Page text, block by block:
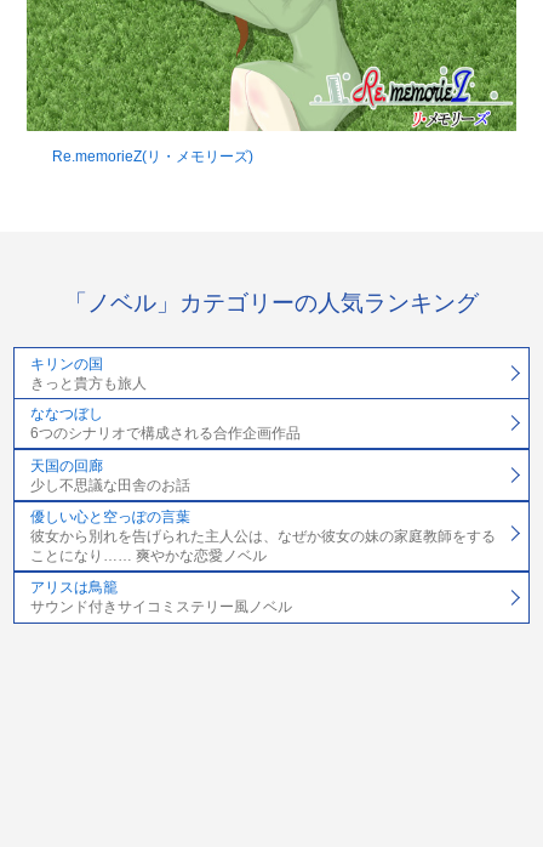
Re.memorieZ(リ・メモリーズ)
「ノベル」カテゴリーの人気ランキング
キリンの国
きっと貴方も旅人
ななつぼし
6つのシナリオで構成される合作企画作品
天国の回廊
少し不思議な田舎のお話
優しい心と空っぽの言葉
彼女から別れを告げられた主人公は、なぜか彼女の妹の家庭教師をする
ことになり…… 爽やかな恋愛ノベル
アリスは鳥籠
サウンド付きサイコミステリー風ノベル